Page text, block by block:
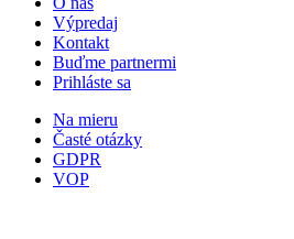
Výpredaj
Kontakt
Buďme partnermi
Prihláste sa
Na mieru
Časté otázky
GDPR
VOP